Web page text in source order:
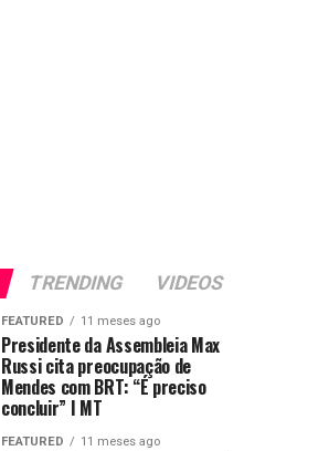
TRENDING VIDEOS
FEATURED 11 meses ago
Presidente da Assembleia Max
Russi cita preocupação de
Mendes com BRT: “É preciso
concluir” I MT
FEATURED 11 meses ago